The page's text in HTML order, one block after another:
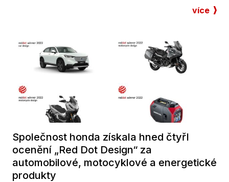
více
Společnost honda získala hned čtyřI
ocenění „Red Dot Design“ za
automobilové, motocyklové a energetické
produkty